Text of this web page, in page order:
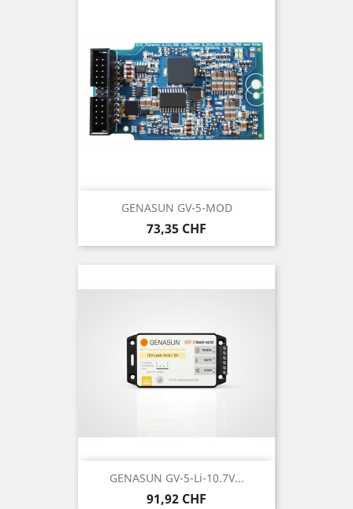
GENASUN GV-5-MOD
Prix
73,35 CHF
GENASUN GV-5-Li-10.7V...
Prix
91,92 CHF